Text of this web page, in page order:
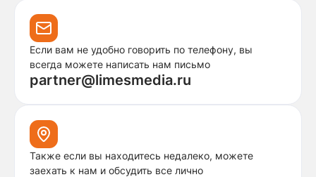
Если вам не удобно говорить по телефону, вы
всегда можете написать нам письмо
partner@limesmedia.ru
Также если вы находитесь недалеко, можете
заехать к нам и обсудить все лично